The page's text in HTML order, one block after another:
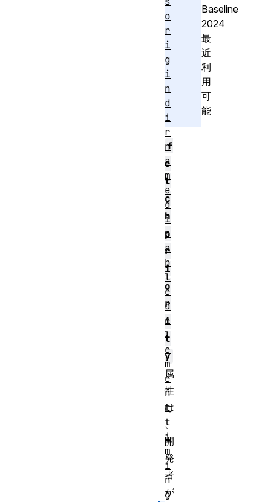
Baseline
2024
最
近
利
用
可
能
f
e
t
c
h
p
r
i
o
r
i
t
y
属
性
は
、
開
発
者
が
o
r
i
g
i
n
d
i
r
n
a
m
e
d
i
s
a
b
l
e
d
e
l
e
m
e
n
t
t
i
m
i
n
g